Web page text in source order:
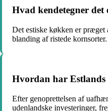
Hvad kendetegner
Det estiske køkken er
blanding af ristede
Hvordan har Estlands
Efter genoprettelsen af
udenlandske investeringer,